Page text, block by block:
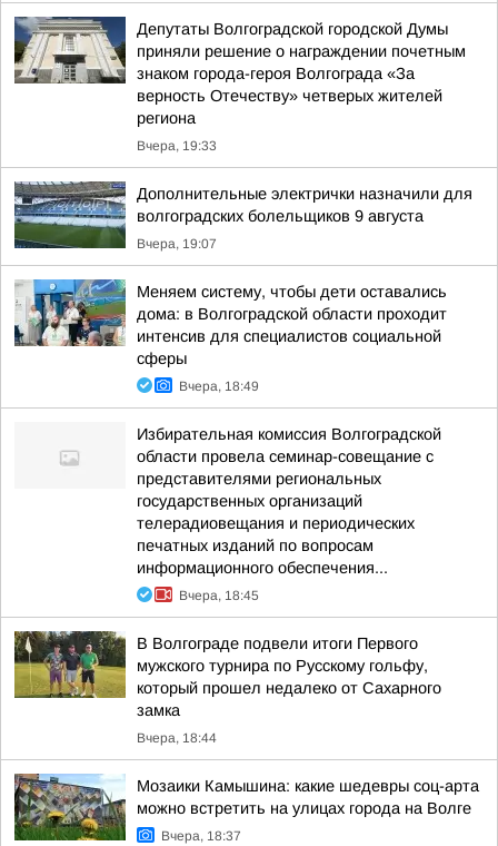
Депутаты Волгоградской городской Думы
приняли решение о награждении почетным
знаком города-героя Волгограда «За
верность Отечеству» четверых жителей
региона
Вчера, 19:33
Дополнительные электрички назначили для
волгоградских болельщиков 9 августа
Вчера, 19:07
Меняем систему, чтобы дети оставались
дома: в Волгоградской области проходит
интенсив для специалистов социальной
сферы
Вчера, 18:49
Избирательная комиссия Волгоградской
области провела семинар-совещание с
представителями региональных
государственных организаций
телерадиовещания и периодических
печатных изданий по вопросам
информационного обеспечения...
Вчера, 18:45
В Волгограде подвели итоги Первого
мужского турнира по Русскому гольфу,
который прошел недалеко от Сахарного
замка
Вчера, 18:44
Мозаики Камышина: какие шедевры соц-арта
можно встретить на улицах города на Волге
Вчера, 18:37